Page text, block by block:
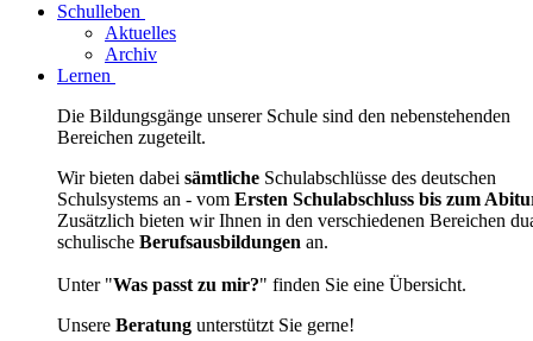
Schulleben
Aktuelles
Archiv
Lernen
Die Bildungsgänge unserer Schule sind den nebenstehenden
Bereichen zugeteilt.
Wir bieten dabei sämtliche Schulabschlüsse des deutschen
Schulsystems an - vom Ersten Schulabschluss bis zum
Zusätzlich bieten wir Ihnen in den verschiedenen Bereichen
schulische Berufsausbildungen an.
Unter "Was passt zu mir?" finden Sie eine Übersicht.
Unsere Beratung unterstützt Sie gerne!